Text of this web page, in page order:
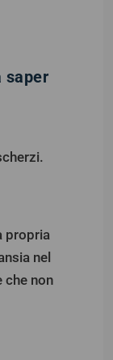
saper
propria
nel
che non